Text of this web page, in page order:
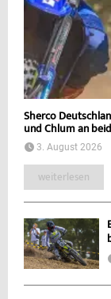
Sherco
und Chlum an
3. August 2026
weiterlesen